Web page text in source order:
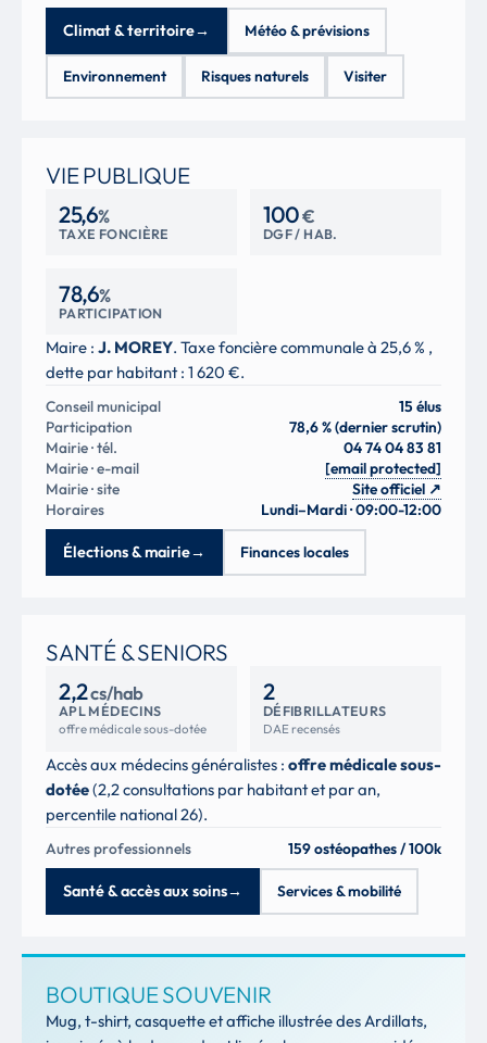
Climat & territoire→ Météo & prévisions
Environnement Risques naturels Visiter
VIE PUBLIQUE
25,6%
TAXE FONCIÈRE
100€
DGF / HAB.
78,6%
PARTICIPATION
Maire : J. MOREY. Taxe foncière communale à 25,6 % ,
dette par habitant : 1 620 €.
Conseil municipal
15 élus
Participation
78,6 % (dernier scrutin)
Mairie · tél.
04 74 04 83 81
Mairie · e-mail
[email protected]
Mairie · site
Site officiel ↗
Horaires
Lundi–Mardi · 09:00-12:00
Élections & mairie→ Finances locales
SANTÉ & SENIORS
2,2cs/hab
APL MÉDECINS
offre médicale sous-dotée
2
DÉFIBRILLATEURS
DAE recensés
Accès aux médecins généralistes : offre médicale sous-
dotée(2,2 consultations par habitant et par an,
percentile national 26).
Autres professionnels 159 ostéopathes / 100k
Santé & accès aux soins→ Services & mobilité
BOUTIQUE SOUVENIR
Mug, t-shirt, casquette et affiche illustrée des Ardillats,